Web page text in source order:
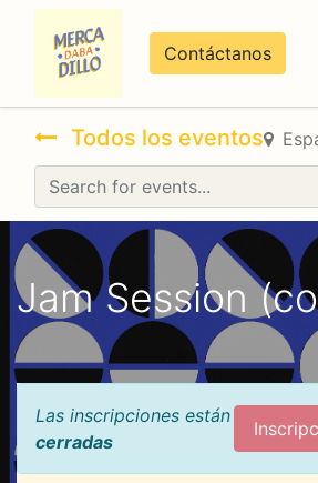
Contáctanos
Todos los eventos
Jam Session
Las inscripciones están
cerradas